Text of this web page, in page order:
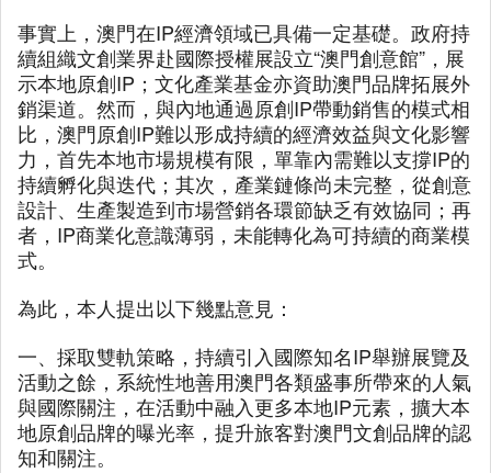
事實上，澳門在IP經濟領域已具備一定基礎。政府持
續組織文創業界赴國際授權展設立“澳門創意館”，展
示本地原創IP；文化產業基金亦資助澳門品牌拓展外
銷渠道。然而，與內地通過原創IP帶動銷售的模式相
比，澳門原創IP難以形成持續的經濟效益與文化影響
力，首先本地市場規模有限，單靠內需難以支撐IP的
持續孵化與迭代；其次，產業鏈條尚未完整，從創意
設計、生產製造到市場營銷各環節缺乏有效協同；再
者，IP商業化意識薄弱，未能轉化為可持續的商業模
式。
為此，本人提出以下幾點意見：
一、採取雙軌策略，持續引入國際知名IP舉辦展覽及
活動之餘，系統性地善用澳門各類盛事所帶來的人氣
與國際關注，在活動中融入更多本地IP元素，擴大本
地原創品牌的曝光率，提升旅客對澳門文創品牌的認
知和關注。